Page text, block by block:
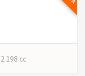
2 198 cc